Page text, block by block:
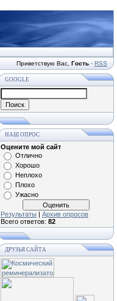
Приветствую Вас Гость · RSS
GOOGLE
НАШ ОПРОС
Оцените мой сайт
Отлично
Хорошо
Неплохо
Плохо
Ужасно
Результаты | Архив опросов
Всего ответов: 82
ДРУЗЬЯ САЙТА